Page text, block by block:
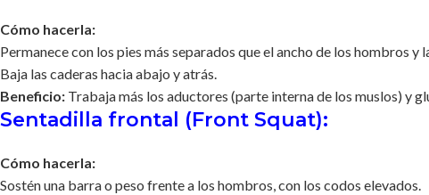
Cómo hacerla:
Permanece con los pies más separados que el ancho de los hombros
Baja las caderas hacia abajo y atrás.
Beneficio: Trabaja más los aductores (parte interna de los muslos) y
Sentadilla frontal (Front Squat):
Cómo hacerla:
Sostén una barra o peso frente a los hombros, con los codos elevados.